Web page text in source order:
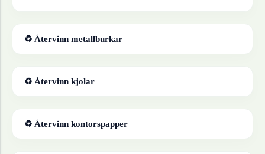
♻ Återvinn metallburkar
♻ Återvinn kjolar
♻ Återvinn kontorspapper